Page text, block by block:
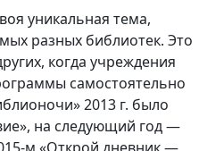
уникальная тема,
разных библиотек. Это
когда учреждения
самостоятельно
2013 г. было
на следующий год —